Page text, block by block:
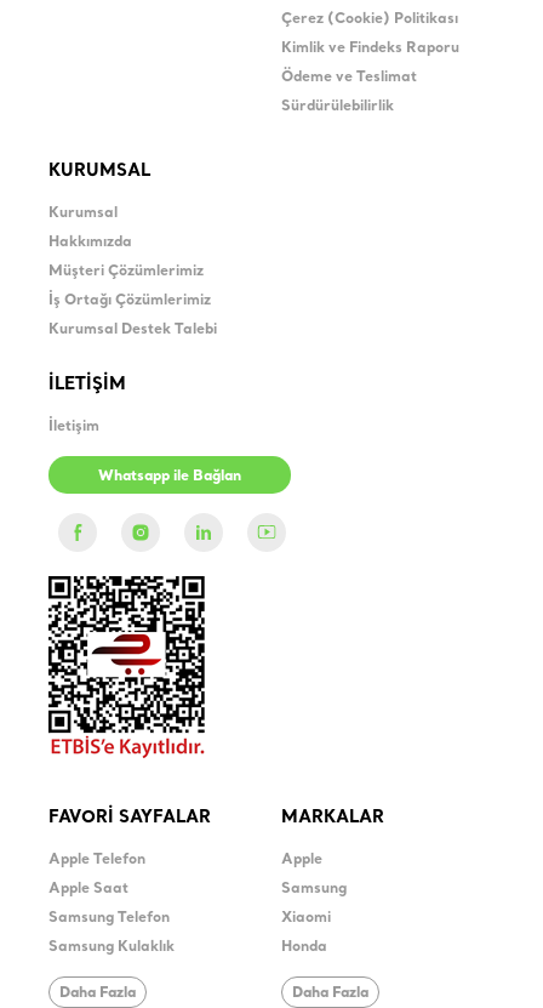
Çerez (Cookie) Politikası
Kimlik ve Findeks Raporu
Ödeme ve Teslimat
Sürdürülebilirlik
KURUMSAL
Kurumsal
Hakkımızda
Müşteri Çözümlerimiz
İş Ortağı Çözümlerimiz
Kurumsal Destek Talebi
İLETİŞİM
İletişim
Whatsapp ile Bağlan
FAVORİ SAYFALAR
Apple Telefon
Apple Saat
Samsung Telefon
Samsung Kulaklık
Daha Fazla
MARKALAR
Apple
Samsung
Xiaomi
Honda
Daha Fazla